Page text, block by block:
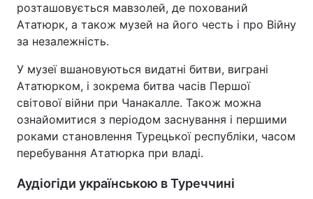
розташовується мавзолей, де похований
Ататюрк, а також музей на його честь і про Війну
за незалежність.
У музеї вшановуються видатні битви, виграні
Ататюрком, і зокрема битва часів Першої
світової війни при Чанакалле. Також можна
ознайомитися з періодом заснування і першими
роками становлення Турецької республіки, часом
перебування Ататюрка при владі.
Аудіогіди українською в Туреччині